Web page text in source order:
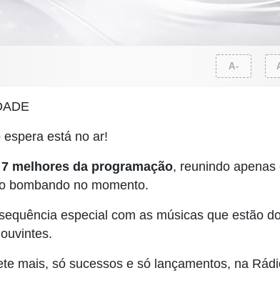
A-
está no ar!
7 melhores da programação, reunindo
bombando no momento.
especial com as músicas que estão
mais, só sucessos e só lançamentos, na